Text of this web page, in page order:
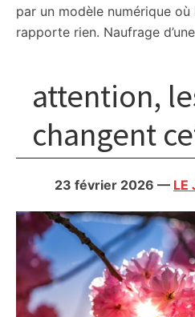
par un modèle numérique
rapporte rien. Naufrage
attention,
changent
23 février 2026 — LE